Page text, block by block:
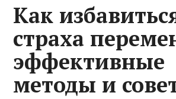
Как
страха
эффективные
методы и